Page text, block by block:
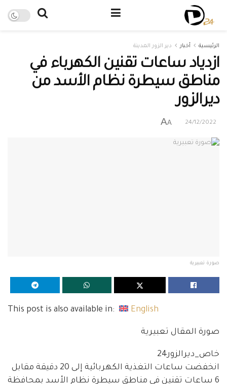
الرئيسية أخبار دير الزور المدينة
ازدياد ساعات تقنين الكهرباء في
مناطق سيطرة نظام الأسد من
ديرالزور
24/12/2022
A
A
صورة تعبيرية
This post is also available in: English
صورة المقال تعبيرية
خاص_ديرالزور24
انخفضت ساعات التغذية الكهربائية إلى 20 دقيقة مقابل
6 ساعات تقنين في مناطق سيطرة نظام الأسد بمحافظة